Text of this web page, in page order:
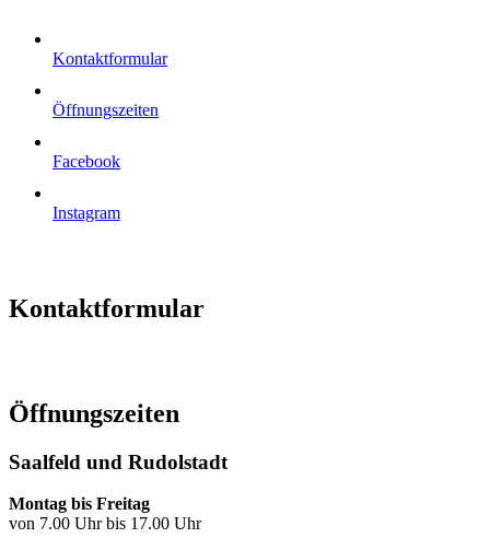
Kontaktformular
Öffnungszeiten
Facebook
Instagram
Kontaktformular
Öffnungszeiten
Saalfeld und Rudolstadt
Montag bis Freitag
von 7.00 Uhr bis 17.00 Uhr